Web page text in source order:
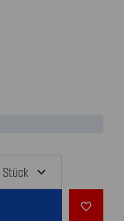
favorite_outline